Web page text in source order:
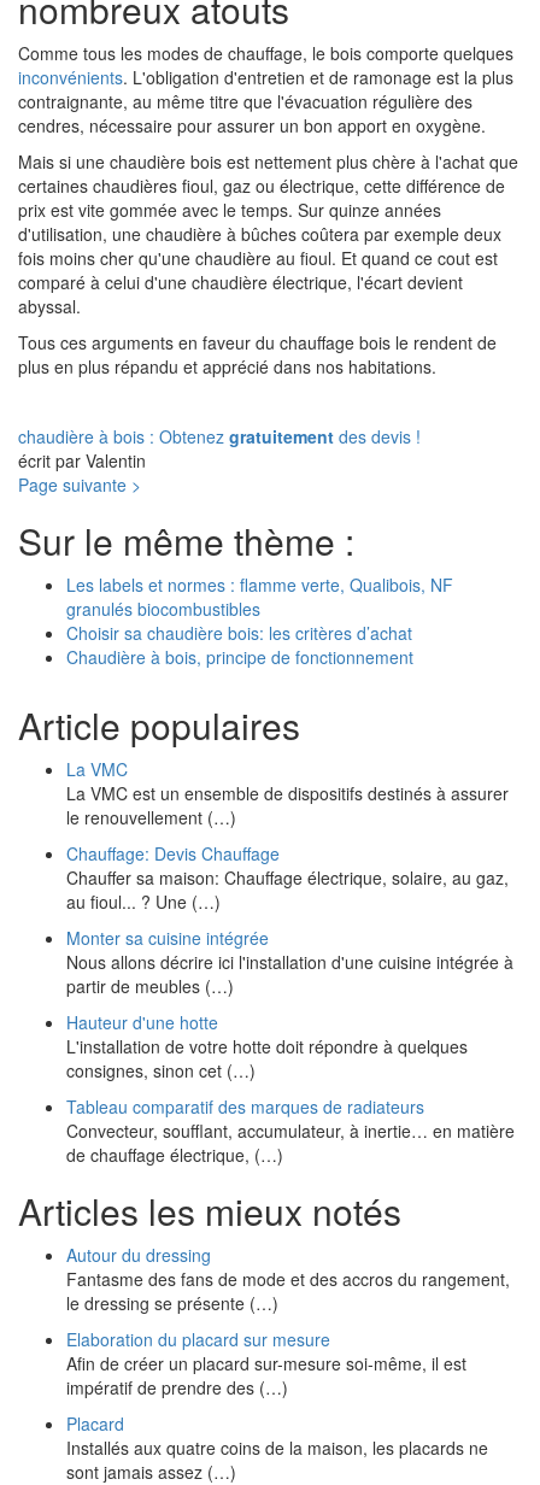
Comme tous les modes de chauffage, le bois comporte quelques
inconvénients. L'obligation d'entretien et de ramonage est la plus
contraignante, au même titre que l'évacuation régulière des
cendres, nécessaire pour assurer un bon apport en oxygène.
Mais si une chaudière bois est nettement plus chère à l'achat que
certaines chaudières fioul, gaz ou électrique, cette différence de
prix est vite gommée avec le temps. Sur quinze années
d'utilisation, une chaudière à bûches coûtera par exemple deux
fois moins cher qu'une chaudière au fioul. Et quand ce cout est
comparé à celui d'une chaudière électrique, l'écart devient
abyssal.
Tous ces arguments en faveur du chauffage bois le rendent de
plus en plus répandu et apprécié dans nos habitations.
chaudière à bois : Obtenez gratuitement des devis !
écrit par Valentin
Page suivante >
Sur le même thème :
Les labels et normes : flamme verte, Qualibois, NF
granulés biocombustibles
Choisir sa chaudière bois: les critères d’achat
Chaudière à bois, principe de fonctionnement
Article populaires
La VMC
La VMC est un ensemble de dispositifs destinés à assurer
le renouvellement (…)
Chauffage: Devis Chauffage
Chauffer sa maison: Chauffage électrique, solaire, au gaz,
au fioul... ? Une (…)
Monter sa cuisine intégrée
Nous allons décrire ici l'installation d'une cuisine intégrée à
partir de meubles (…)
Hauteur d'une hotte
L'installation de votre hotte doit répondre à quelques
consignes, sinon cet (…)
Tableau comparatif des marques de radiateurs
Convecteur, soufflant, accumulateur, à inertie… en matière
de chauffage électrique, (…)
Articles les mieux notés
Autour du dressing
Fantasme des fans de mode et des accros du rangement,
le dressing se présente (…)
Elaboration du placard sur mesure
Afin de créer un placard sur-mesure soi-même, il est
impératif de prendre des (…)
Placard
Installés aux quatre coins de la maison, les placards ne
sont jamais assez (…)